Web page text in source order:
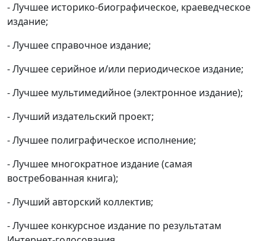
- Лучшее историко-биографическое, краеведческое
издание;
- Лучшее справочное издание;
- Лучшее серийное и/или периодическое издание;
- Лучшее мультимедийное (электронное издание);
- Лучший издательский проект;
- Лучшее полиграфическое исполнение;
- Лучшее многократное издание (самая
востребованная книга);
- Лучший авторский коллектив;
- Лучшее конкурсное издание по результатам